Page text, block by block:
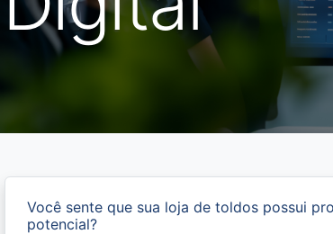
Você sente que sua loja de toldos possui
potencial?